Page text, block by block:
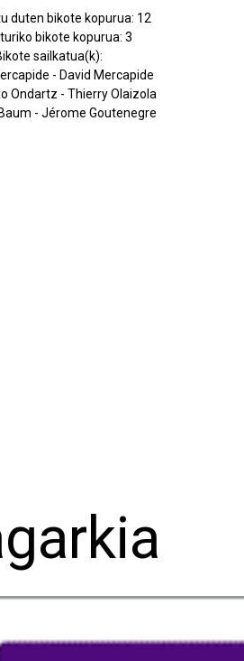
duten bikote kopurua: 12
bikote kopurua: 3
sailkatua(k):
- David Mercapide
Ondartz - Thierry Olaizola
- Jérome Goutenegre